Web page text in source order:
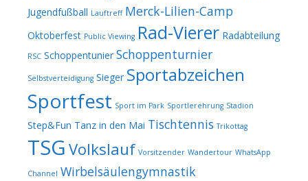
Jugendfußball Lauftreff Merck-Lilien-Camp
Oktoberfest Public Viewing Rad-Vierer Radabteilung
RSC Schoppentunier Schoppenturnier
Selbstverteidigung Sieger Sportabzeichen
Sportfest Sport im Park Sportlerehrung Stadion
Step&Fun Tanz in den Mai Tischtennis Trikottag
TSG Volkslauf Vorsitzender Wandertour WhatsApp
Channel Wirbelsäulengymnastik